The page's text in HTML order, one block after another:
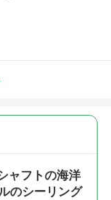
ャフトの海洋
のシーリング